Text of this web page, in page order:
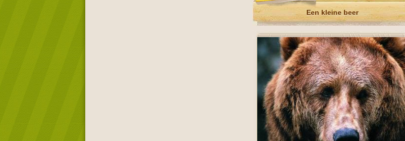
Een kleine beer